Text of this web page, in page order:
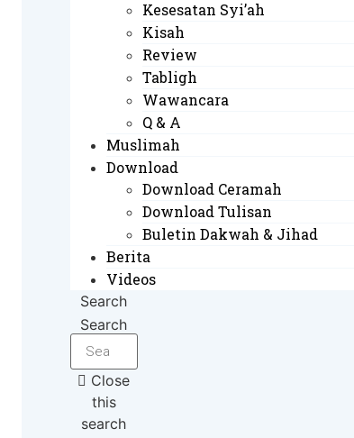
Kesesatan Syi’ah
Kisah
Review
Tabligh
Wawancara
Q & A
Muslimah
Download
Download Ceramah
Download Tulisan
Buletin Dakwah & Jihad
Berita
Videos
Search
Search
Close
this
search